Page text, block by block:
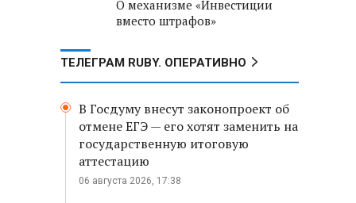
О механизме «Инвестиции
вместо штрафов»
ТЕЛЕГРАМ RUBY. ОПЕРАТИВНО
В Госдуму внесут законопроект об
отмене ЕГЭ — его хотят заменить на
государственную итоговую
аттестацию
06 августа 2026, 17:38